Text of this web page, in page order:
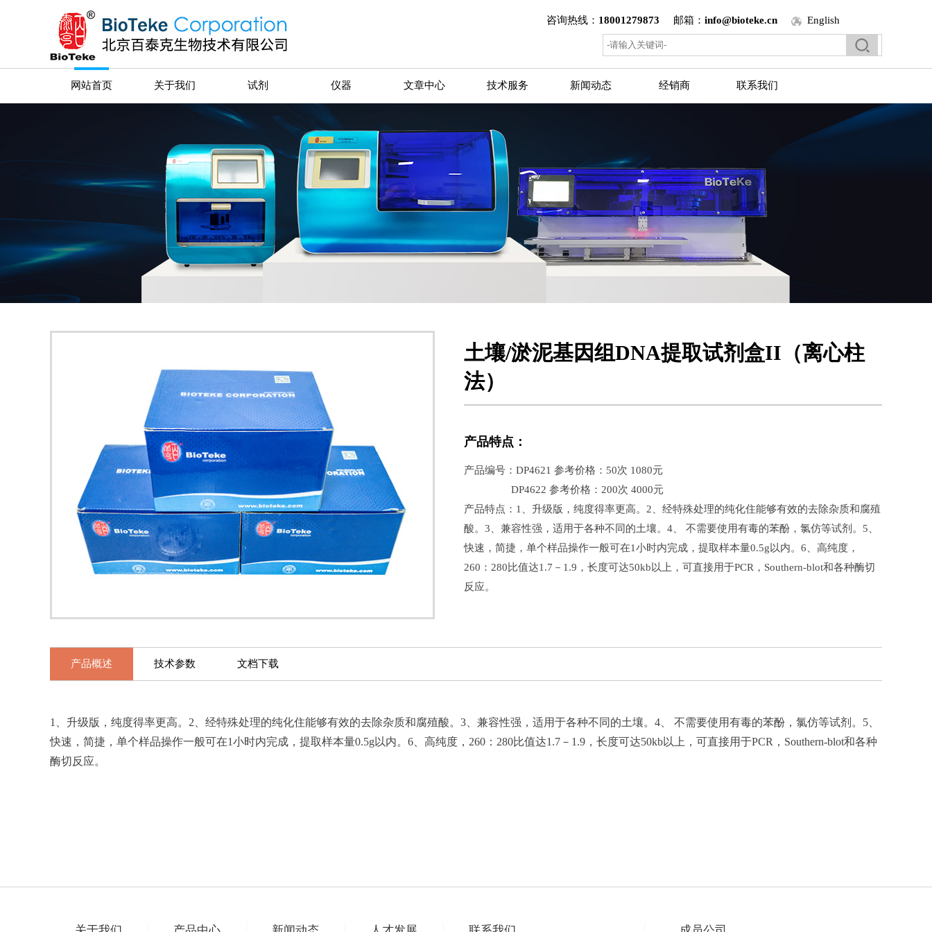
咨询热线： 18001279873 邮箱： info@bioteke.cn English
网站首页 关于我们 试剂 仪器 文章中心 技术服务 新闻动态 经销商 联系我们
土壤/淤泥基因组DNA提取试剂盒II（离心柱
法）
产品特点：
产品编号：DP4621 参考价格：50次 1080元
DP4622 参考价格：200次 4000元
产品特点：1、升级版，纯度得率更高。2、经特殊处理的纯化住能够有效的去除杂质和腐殖
酸。3、兼容性强，适用于各种不同的土壤。4、 不需要使用有毒的苯酚，氯仿等试剂。5、
快速，简捷，单个样品操作一般可在1小时内完成，提取样本量0.5g以内。6、高纯度，
260：280比值达1.7－1.9，长度可达50kb以上，可直接用于PCR，Southern-blot和各种酶切
反应。
产品概述 技术参数 文档下载
1、升级版，纯度得率更高。2、经特殊处理的纯化住能够有效的去除杂质和腐殖酸。3、兼容性强，适用于各种不同的土壤。4、 不需要使用有毒的苯酚，氯仿等试剂。5、
快速，简捷，单个样品操作一般可在1小时内完成，提取样本量0.5g以内。6、高纯度，260：280比值达1.7－1.9，长度可达50kb以上，可直接用于PCR，Southern-blot和各种
酶切反应。